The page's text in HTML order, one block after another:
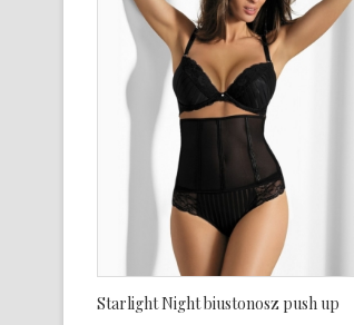
Starlight Night biustonosz push up